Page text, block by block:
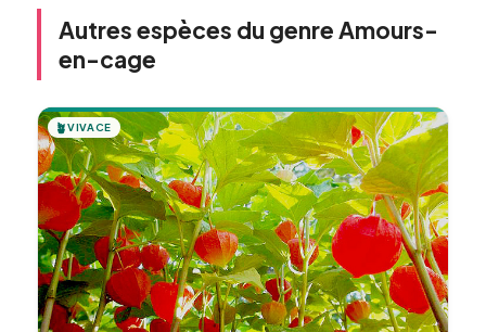
Autres espèces du genre Amours-
en-cage
🪴VIVACE